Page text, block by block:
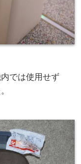
では使用せず